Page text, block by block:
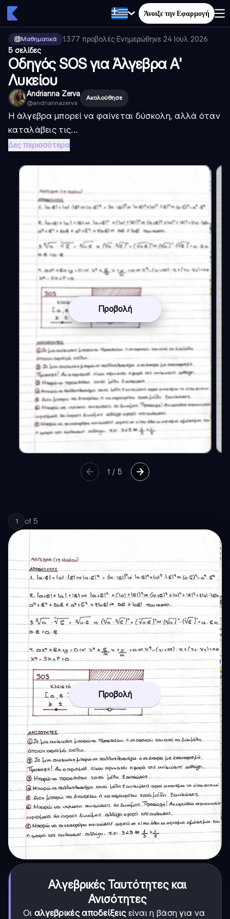
Άνοιξε την Εφαρμογή
Μαθηματικά 1.377 προβολές·Ενημερώθηκε 24 Ιουλ 2026·
5 σελίδες
Οδηγός SOS για Άλγεβρα Α'
Λυκείου
Andrianna Zerva
@andriannazerva
Ακολούθησε
Η άλγεβρα μπορεί να φαίνεται δύσκολη, αλλά όταν
καταλάβεις τις...
Δες περισσότερα
Προβολή
1 /5
1 of 5
Προβολή
Αλγεβρικές Ταυτότητες και
Ανισότητες
Οι αλγεβρικές αποδείξειςείναι η βάση για να